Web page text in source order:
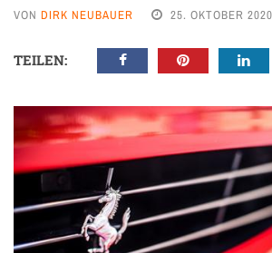
VON DIRK NEUBAUER 25. OKTOBER 2020
TEILEN: